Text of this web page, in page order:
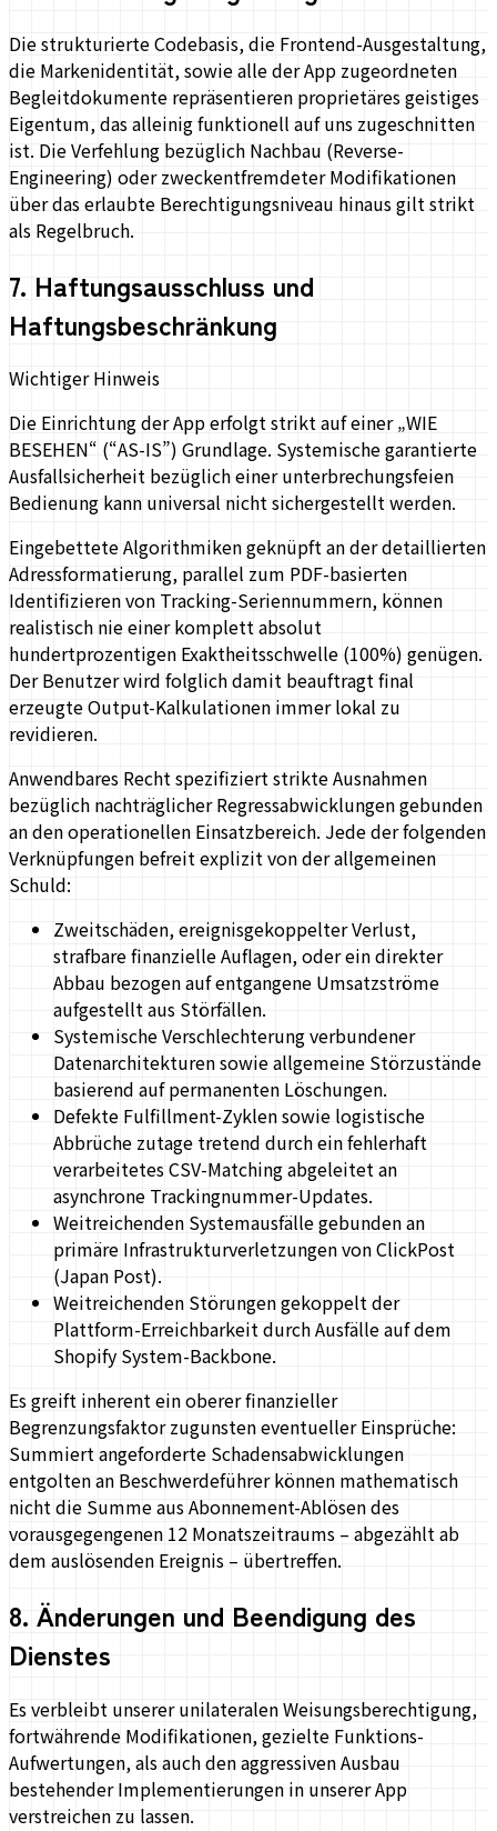
Die strukturierte Codebasis, die Frontend-Ausgestaltung,
die Markenidentität, sowie alle der App zugeordneten
Begleitdokumente repräsentieren proprietäres geistiges
Eigentum, das alleinig funktionell auf uns zugeschnitten
ist. Die Verfehlung bezüglich Nachbau (Reverse-
Engineering) oder zweckentfremdeter Modifikationen
über das erlaubte Berechtigungsniveau hinaus gilt strikt
als Regelbruch.
7. Haftungsausschluss und
Haftungsbeschränkung
Wichtiger Hinweis
Die Einrichtung der App erfolgt strikt auf einer „WIE
BESEHEN“ (“AS-IS”) Grundlage. Systemische garantierte
Ausfallsicherheit bezüglich einer unterbrechungsfeien
Bedienung kann universal nicht sichergestellt werden.
Eingebettete Algorithmiken geknüpft an der detaillierten
Adressformatierung, parallel zum PDF-basierten
Identifizieren von Tracking-Seriennummern, können
realistisch nie einer komplett absolut
hundertprozentigen Exaktheitsschwelle (100%) genügen.
Der Benutzer wird folglich damit beauftragt final
erzeugte Output-Kalkulationen immer lokal zu
revidieren.
Anwendbares Recht spezifiziert strikte Ausnahmen
bezüglich nachträglicher Regressabwicklungen gebunden
an den operationellen Einsatzbereich. Jede der folgenden
Verknüpfungen befreit explizit von der allgemeinen
Schuld:
Zweitschäden, ereignisgekoppelter Verlust,
strafbare finanzielle Auflagen, oder ein direkter
Abbau bezogen auf entgangene Umsatzströme
aufgestellt aus Störfällen.
Systemische Verschlechterung verbundener
Datenarchitekturen sowie allgemeine Störzustände
basierend auf permanenten Löschungen.
Defekte Fulfillment-Zyklen sowie logistische
Abbrüche zutage tretend durch ein fehlerhaft
verarbeitetes CSV-Matching abgeleitet an
asynchrone Trackingnummer-Updates.
Weitreichenden Systemausfälle gebunden an
primäre Infrastrukturverletzungen von ClickPost
(Japan Post).
Weitreichenden Störungen gekoppelt der
Plattform-Erreichbarkeit durch Ausfälle auf dem
Shopify System-Backbone.
Es greift inherent ein oberer finanzieller
Begrenzungsfaktor zugunsten eventueller Einsprüche:
Summiert angeforderte Schadensabwicklungen
entgolten an Beschwerdeführer können mathematisch
nicht die Summe aus Abonnement-Ablösen des
vorausgegengenen 12 Monatszeitraums – abgezählt ab
dem auslösenden Ereignis – übertreffen.
8. Änderungen und Beendigung des
Dienstes
Es verbleibt unserer unilateralen Weisungsberechtigung,
fortwährende Modifikationen, gezielte Funktions-
Aufwertungen, als auch den aggressiven Ausbau
bestehender Implementierungen in unserer App
verstreichen zu lassen.